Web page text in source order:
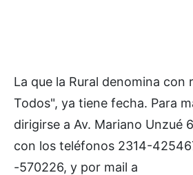
La que la Rural denomina con
Todos", ya tiene fecha. Para
dirigirse a Av. Mariano Unzué
con los teléfonos 2314-
-570226, y por mail a